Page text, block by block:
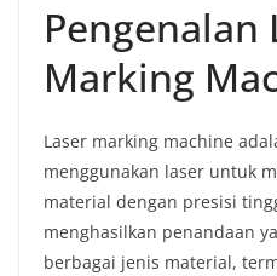
Pengenalan
Marking
Laser marking machine
menggunakan laser untuk
material dengan presisi
menghasilkan penandaan
berbagai jenis material,